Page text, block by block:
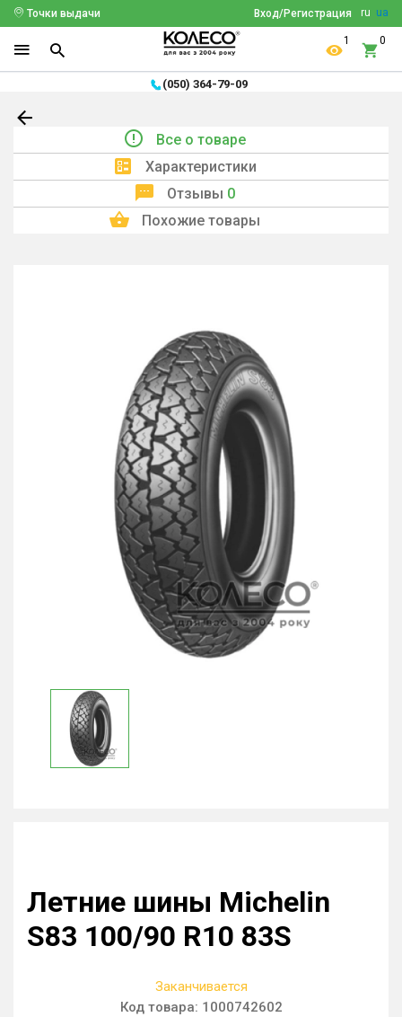
ru ua
Вход/Регистрация
Точки выдачи
1 0
(050) 364-79-09
Все о товаре
Характеристики
Отзывы 0
Похожие товары
Летние шины Michelin
S83 100/90 R10 83S
Заканчивается
Код товара: 1000742602